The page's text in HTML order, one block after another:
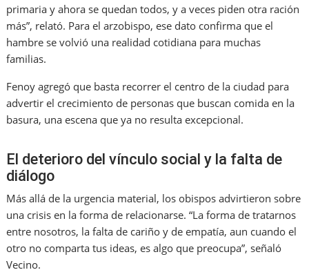
primaria y ahora se quedan todos, y a veces piden otra ración
más”, relató. Para el arzobispo, ese dato confirma que el
hambre se volvió una realidad cotidiana para muchas
familias.
Fenoy agregó que basta recorrer el centro de la ciudad para
advertir el crecimiento de personas que buscan comida en la
basura, una escena que ya no resulta excepcional.
El deterioro del vínculo social y la falta de
diálogo
Más allá de la urgencia material, los obispos advirtieron sobre
una crisis en la forma de relacionarse. “La forma de tratarnos
entre nosotros, la falta de cariño y de empatía, aun cuando el
otro no comparta tus ideas, es algo que preocupa”, señaló
Vecino.